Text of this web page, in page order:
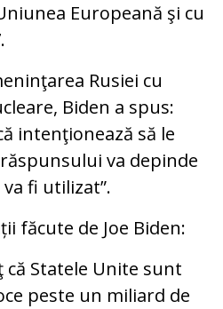
Europeană şi cu
Rusiei cu
Biden a spus:
intenţionează să le
va depinde
fi utilizat”.
făcute de Joe Biden:
că Statele Unite sunt
peste un miliard de